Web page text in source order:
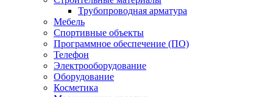
Трубопроводная арматура
Мебель
Спортивные объекты
Программное обеспечение (ПО)
Телефон
Электрооборудование
Оборудование
Косметика